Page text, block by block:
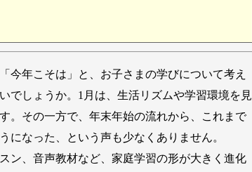
年こそは」と、お子さまの学びについて考え
でしょうか。1月は、生活リズムや学習環境を見
。その一方で、年末年始の流れから、これまで
になった、という声も少なくありません。
ン、音声教材など、家庭学習の形が大きく進化